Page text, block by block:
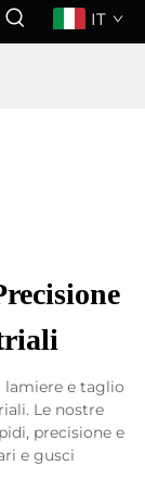
IT
lamiere e taglio
Le nostre
precisione e
e gusci